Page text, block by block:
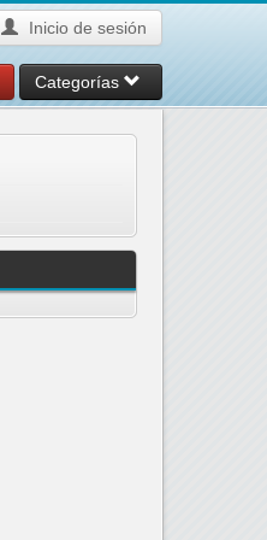
Inicio de sesión
Categorías